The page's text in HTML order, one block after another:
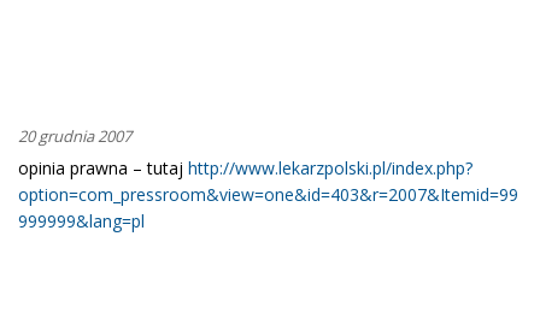
20 grudnia 2007
opinia prawna – tutaj http://www.lekarzpolski.pl/index.php?
option=com_pressroom&view=one&id=403&r=2007&Itemid=99
999999&lang=pl